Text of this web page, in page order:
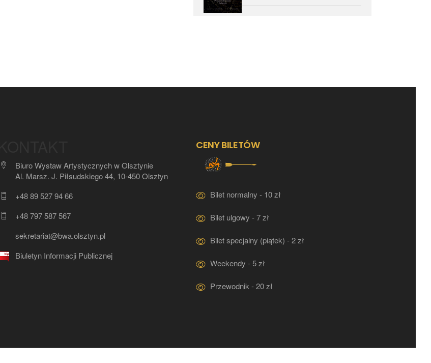
Biuro Wystaw Artystycznych w Olsztynie
Al. Marsz. J. Piłsudskiego 44, 10-450 Olsztyn
+48 89 527 94 66
+48 797 587 567
sekretariat@bwa.olsztyn.pl
Biuletyn Informacji Publicznej
CENY BILETÓW
Bilet normalny - 10 zł
Bilet ulgowy - 7 zł
Bilet specjalny (piątek) - 2 zł
Weekendy - 5 zł
Przewodnik - 20 zł